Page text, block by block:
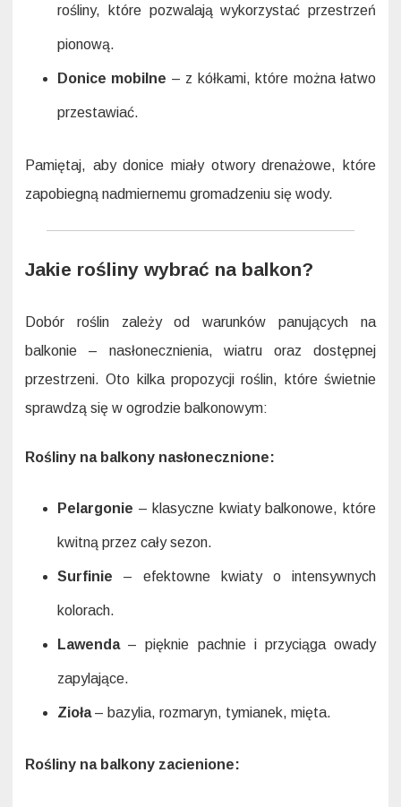
rośliny, które pozwalają wykorzystać przestrzeń
pionową.
Donice mobilne – z kółkami, które można łatwo
przestawiać.
Pamiętaj, aby donice miały otwory drenażowe, które
zapobiegną nadmiernemu gromadzeniu się wody.
Jakie rośliny wybrać na balkon?
Dobór roślin zależy od warunków panujących na
balkonie – nasłonecznienia, wiatru oraz dostępnej
przestrzeni. Oto kilka propozycji roślin, które świetnie
sprawdzą się w ogrodzie balkonowym:
Rośliny na balkony nasłonecznione:
Pelargonie – klasyczne kwiaty balkonowe, które
kwitną przez cały sezon.
Surfinie – efektowne kwiaty o intensywnych
kolorach.
Lawenda– pięknie pachnie i przyciąga owady
zapylające.
Zioła– bazylia, rozmaryn, tymianek, mięta.
Rośliny na balkony zacienione: